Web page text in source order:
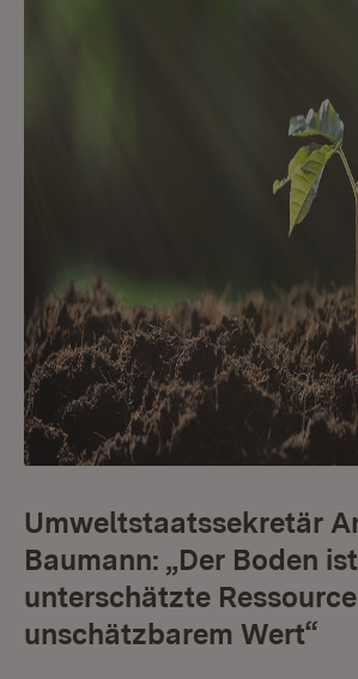
Umweltstaatssekretär
Baumann: „Der Boden
unterschätzte
unschätzbarem Wert“